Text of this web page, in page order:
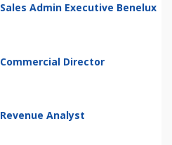
Sales Admin Executive Benelux
Commercial Director
Revenue Analyst